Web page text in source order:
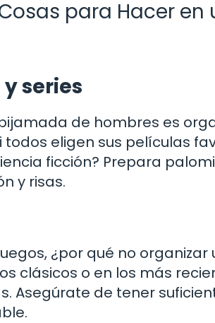
para Hacer en
series
de hombres es
eligen sus películas
ficción? Prepara
y risas.
¿por qué no organizar
clásicos o en los más
Asegúrate de tener